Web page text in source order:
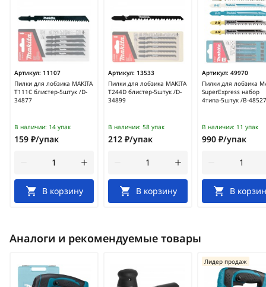
Артикул: 11107
Пилки для лобзика MAKITA
T111C блистер-5штук /D-
34877
В наличии: 14 упак
159 ₽/упак
В корзину
Артикул: 13533
Пилки для лобзика MAKITA
T244D блистер-5штук /D-
34899
В наличии: 58 упак
212 ₽/упак
В корзину
Артикул: 49970
Пилки для лобзика
SuperExpress набор
4типа-5штук /B-48527
В наличии: 11 упак
990 ₽/упак
В
Аналоги и рекомендуемые товары
Лидер продаж